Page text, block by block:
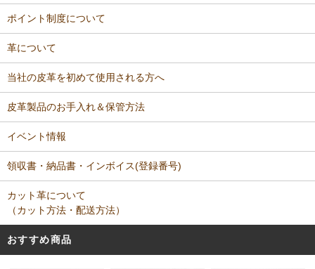
ポイント制度について
革について
当社の皮革を初めて使用される方へ
皮革製品のお手入れ＆保管方法
イベント情報
領収書・納品書・インボイス(登録番号)
カット革について
（カット方法・配送方法）
おすすめ商品